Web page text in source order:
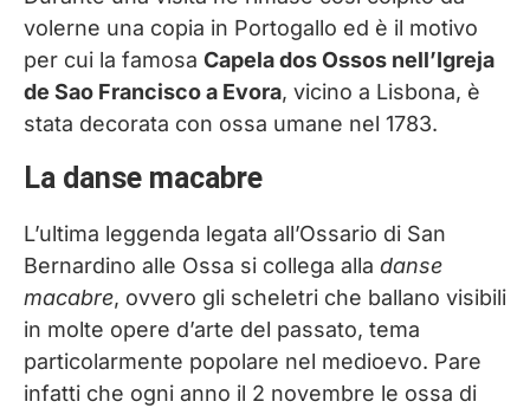
volerne una copia in Portogallo ed è il motivo
per cui la famosa Capela dos Ossos nell’Igreja
de Sao Francisco a Evora, vicino a Lisbona, è
stata decorata con ossa umane nel 1783.
La danse macabre
L’ultima leggenda legata all’Ossario di San
Bernardino alle Ossa si collega alla danse
macabre, ovvero gli scheletri che ballano visibili
in molte opere d’arte del passato, tema
particolarmente popolare nel medioevo. Pare
infatti che ogni anno il 2 novembre le ossa di